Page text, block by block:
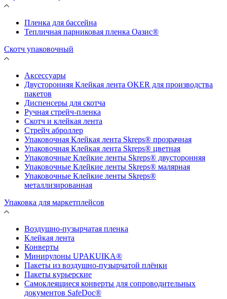
Пленка для бассейна
Тепличная парниковая пленка Оазис®
Скотч упаковочный
Аксессуары
Двусторонняя Клейкая лента OKER для производства
пакетов
Диспенсеры для скотча
Ручная стрейч-пленка
Скотч и клейкая лента
Стрейч аброллер
Упаковочная Клейкая лента Skreps® прозрачная
Упаковочная Клейкая лента Skreps® цветная
Упаковочные Клейкие ленты Skreps® двусторонняя
Упаковочные Клейкие ленты Skreps® малярная
Упаковочные Клейкие ленты Skreps®
металлизированная
Упаковка для маркетплейсов
Воздушно-пузырчатая пленка
Клейкая лента
Конверты
Минирулоны UPAKUIKA®
Пакеты из воздушно-пузырчатой плёнки
Пакеты курьерские
Самоклеящиеся конверты для сопроводительных
документов SafeDoc®